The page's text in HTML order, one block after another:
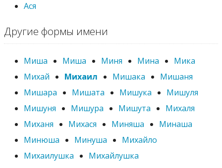
Ася
Другие формы имени
Миша Миша Миня Мина
Мика
Михай
Михаил Мишака
Мишаня
Мишара
Мишата Мишука
Мишуля
Мишуня
Мишура Мишута
Михаля
Миханя
Михася Миняша
Минаша
Минюша
Минуша
Михайло
Михаилушка
Михайлушка